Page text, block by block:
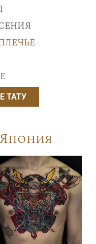
ТАТУ
Япония